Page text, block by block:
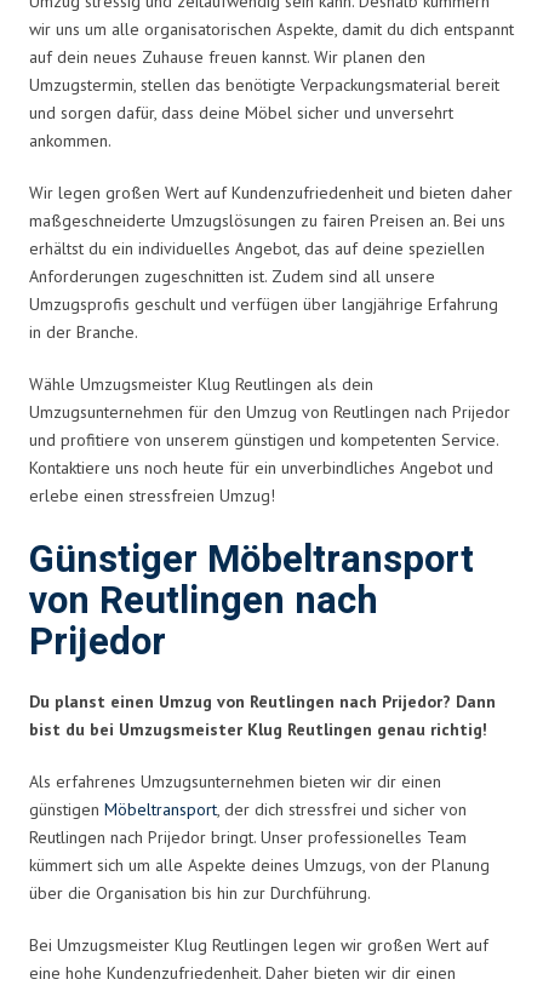
wir uns um alle organisatorischen Aspekte, damit du dich entspannt
auf dein neues Zuhause freuen kannst. Wir planen den
Umzugstermin, stellen das benötigte Verpackungsmaterial bereit
und sorgen dafür, dass deine Möbel sicher und unversehrt
ankommen.
Wir legen großen Wert auf Kundenzufriedenheit und bieten daher
maßgeschneiderte Umzugslösungen zu fairen Preisen an. Bei uns
erhältst du ein individuelles Angebot, das auf deine speziellen
Anforderungen zugeschnitten ist. Zudem sind all unsere
Umzugsprofis geschult und verfügen über langjährige Erfahrung
in der Branche.
Wähle Umzugsmeister Klug Reutlingen als dein
Umzugsunternehmen für den Umzug von Reutlingen nach Prijedor
und profitiere von unserem günstigen und kompetenten Service.
Kontaktiere uns noch heute für ein unverbindliches Angebot und
erlebe einen stressfreien Umzug!
Günstiger Möbeltransport
von Reutlingen nach
Prijedor
Du planst einen Umzug von Reutlingen nach Prijedor? Dann
bist du bei Umzugsmeister Klug Reutlingen genau richtig!
Als erfahrenes Umzugsunternehmen bieten wir dir einen
günstigen Möbeltransport, der dich stressfrei und sicher von
Reutlingen nach Prijedor bringt. Unser professionelles Team
kümmert sich um alle Aspekte deines Umzugs, von der Planung
über die Organisation bis hin zur Durchführung.
Bei Umzugsmeister Klug Reutlingen legen wir großen Wert auf
eine hohe Kundenzufriedenheit. Daher bieten wir dir einen